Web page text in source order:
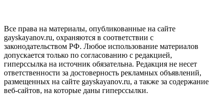
Все права на материалы, опубликованные на сайте
gayskayanov.ru, охраняются в соответствии с
законодательством РФ. Любое использование материалов
допускается только по согласованию с редакцией,
гиперссылка на источник обязательна. Редакция не несет
ответственности за достоверность рекламных объявлений,
размещенных на сайте gayskayanov.ru, а также за содержание
веб-сайтов, на которые даны гиперссылки.